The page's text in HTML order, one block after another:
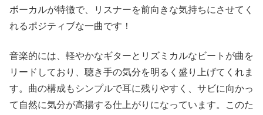
ボーカルが特徴で、リスナーを前向きな気持ちにさせてく
れるポジティブな一曲です！
音楽的には、軽やかなギターとリズミカルなビートが曲を
リードしており、聴き手の気分を明るく盛り上げてくれま
す。曲の構成もシンプルで耳に残りやすく、サビに向かっ
て自然に気分が高揚する仕上がりになっています。このた